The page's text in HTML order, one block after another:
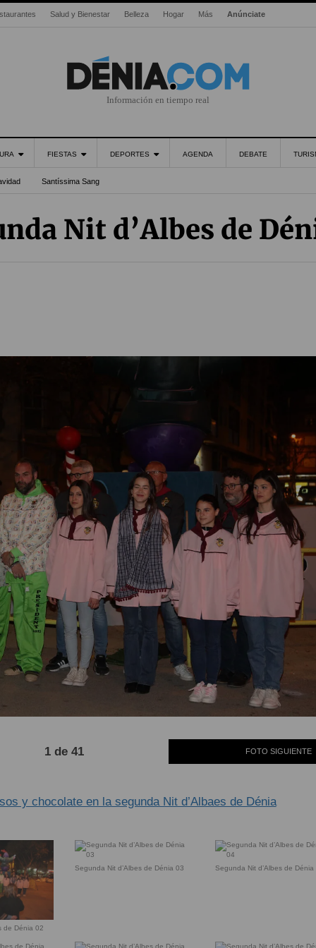
Salud y Bienestar Belleza Hogar Más Anúnciate
Información en tiempo real
FIESTAS DEPORTES AGENDA DEBATE
Santíssima Sang
Nit d’Albes de
1 de 41 FOTO SIGUIENTE
y chocolate en la segunda Nit d’Albaes de Dénia
de Dénia 02
Segunda Nit d’Albes de Dénia 03 Segunda Nit d’Albes de Dénia